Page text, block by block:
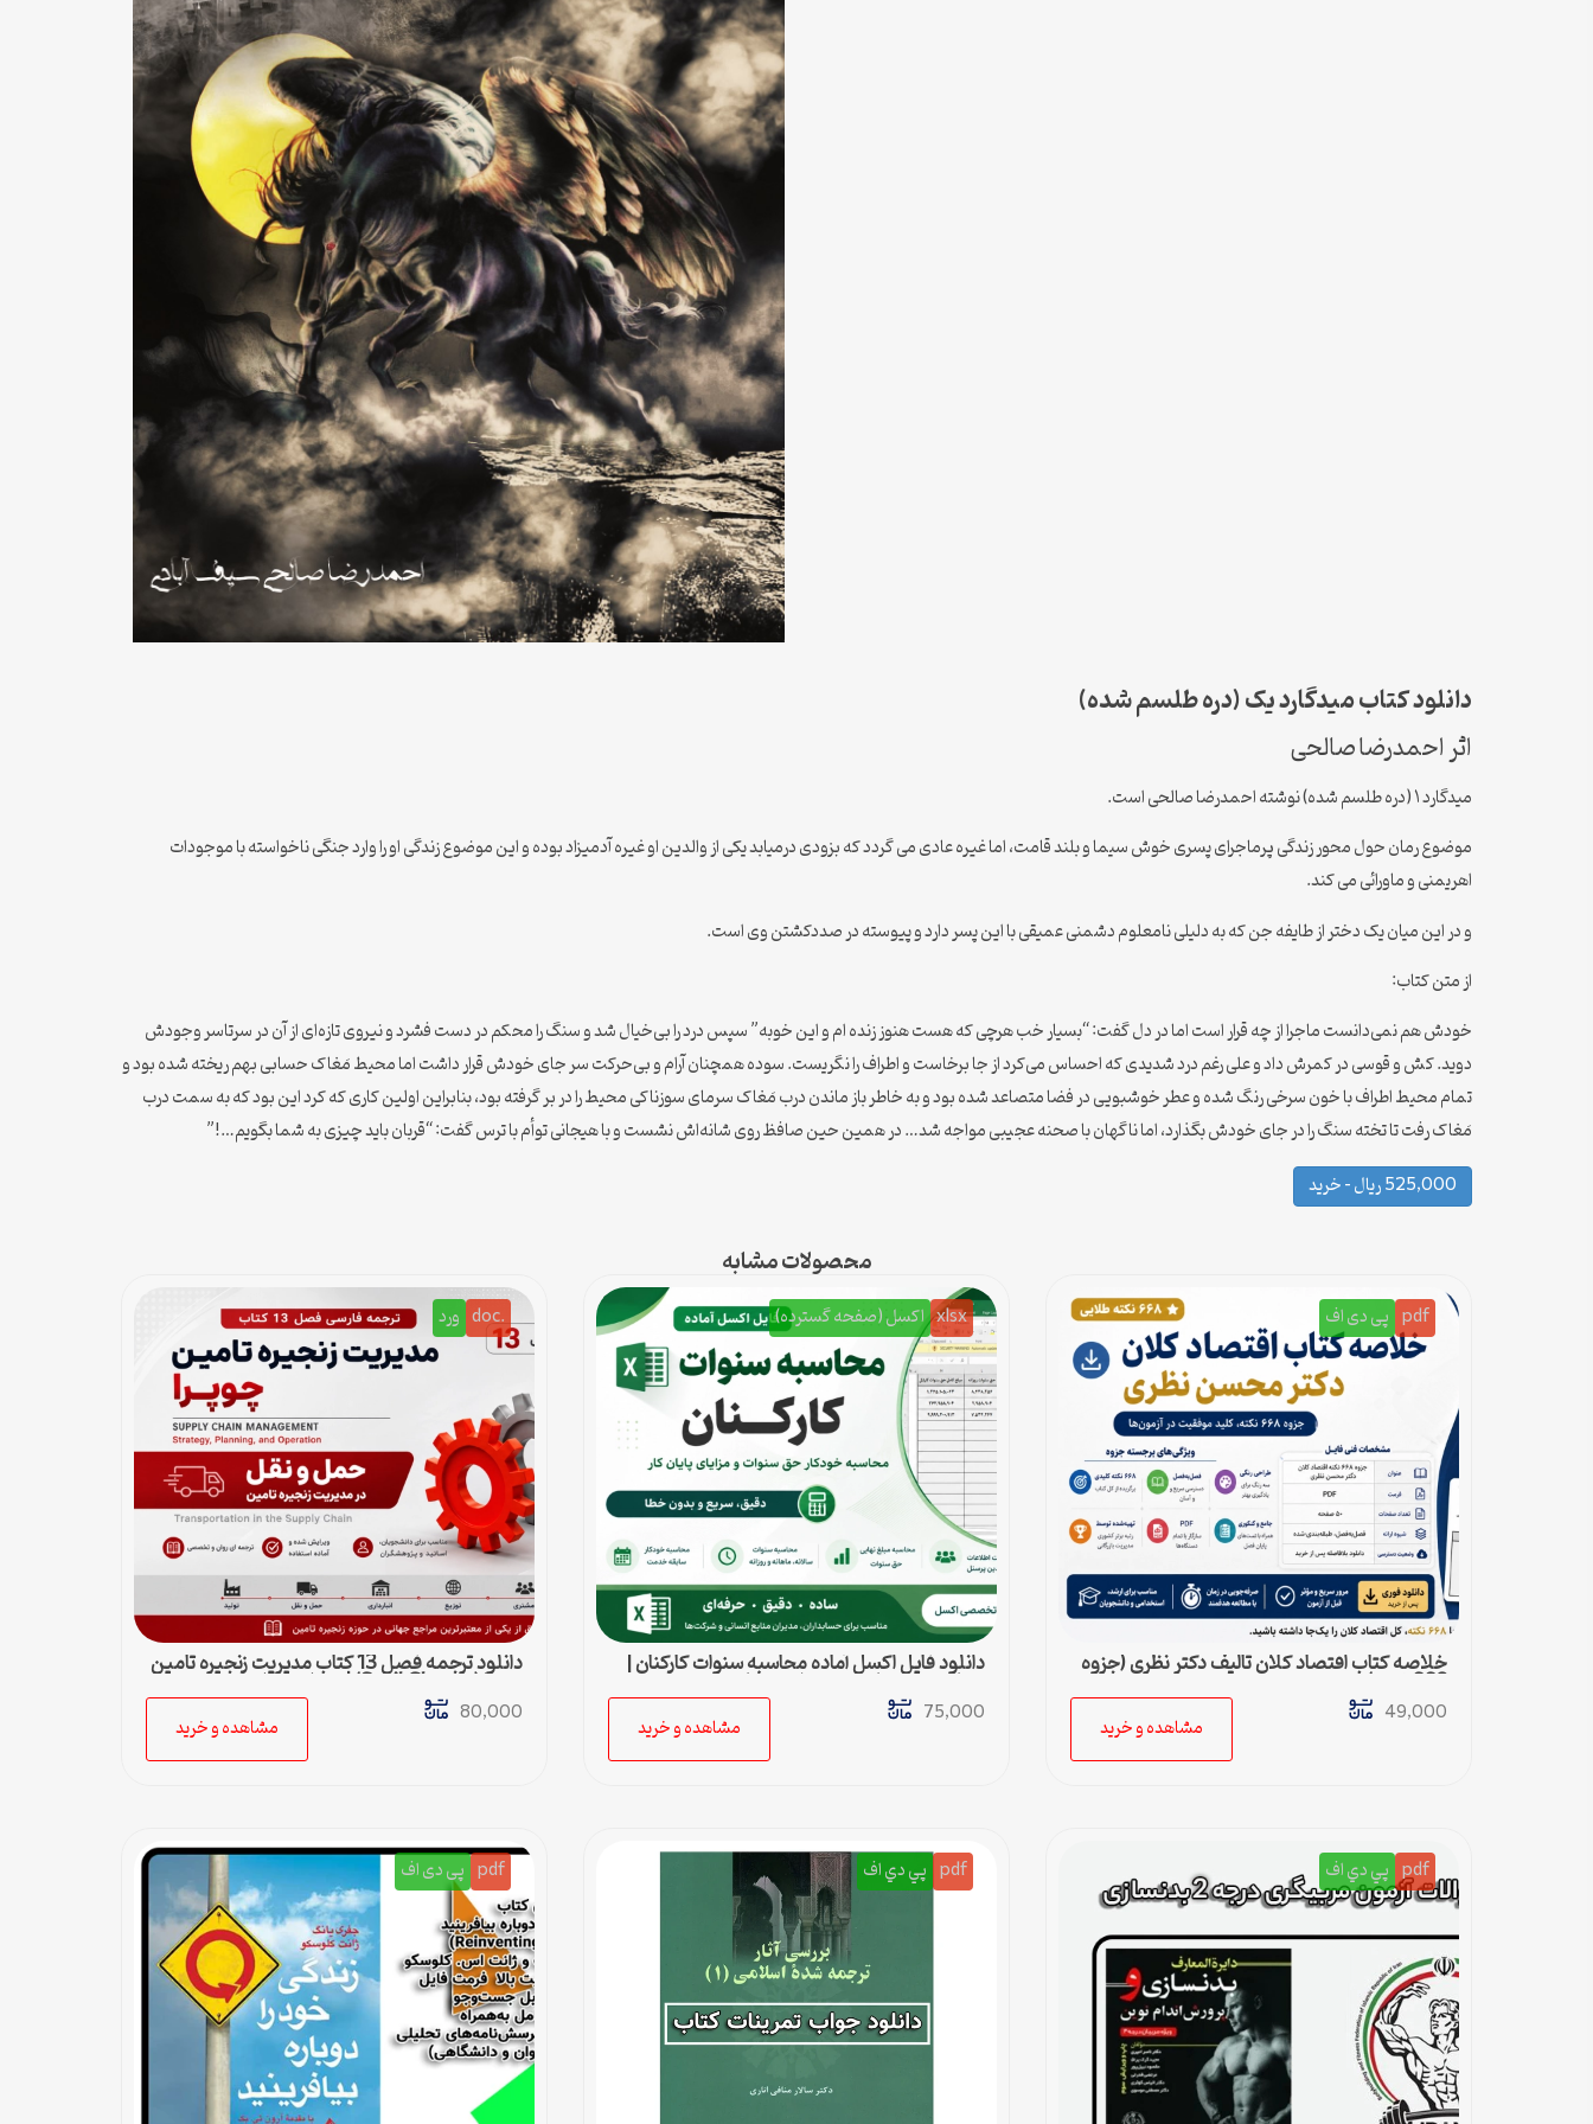
دانلود کتاب میدگارد یک (دره طلسم شده)
اثر احمدرضا صالحی
میدگارد ۱ (دره طلسم شده) نوشته احمدرضا صالحی است.
موضوع رمان حول محور زندگی پرماجرای پسری خوش سیما و بلند قامت، اما غیره عادی می گردد که بزودی درمیابد یکی از والدین او غیره آدمیزاد بوده و این موضوع زندگی او را وارد جنگی ناخواسته با موجودات
اهریمنی و ماورائی می کند.
و در این میان یک دختر از طایفه جن که به دلیلی نامعلوم دشمنی عمیقی با این پسر دارد و پیوسته در صددکشتن وی است.
از متن کتاب:
خودش هم نمی‌دانست ماجرا از چه قرار است اما در دل گفت: “بسیار خب هرچی که هست هنوز زنده ام و این خوبه” سپس درد را بی‌خیال شد و سنگ را محکم در دست فشرد و نیروی تازه‌ای از آن در سرتاسر وجودش
دوید. کش و قوسی در کمرش داد و علی رغم درد شدیدی که احساس می‌کرد از جا برخاست و اطراف را نگریست. سوده همچنان آرام و بی‌حرکت سر جای خودش قرار داشت اما محیط مَغاک حسابی بهم ریخته شده بود و
تمام محیط اطراف با خون سرخی رنگ شده و عطر خوشبویی در فضا متصاعد شده بود و به خاطر باز ماندن درب مَغاک سرمای سوزناکی محیط را در بر گرفته بود، بنابراین اولین کاری که کرد این بود که به سمت درب
مَغاک رفت تا تخته سنگ را در جای خودش بگذارد، اما ناگهان با صحنه عجیبی مواجه شد… در همین حین صافظ روی شانه‌اش نشست و با هیجانی توأم با ترس گفت: “قربان باید چیزی به شما بگویم…!”
525,000 ریال – خرید
محصولات مشابه
pdf پی دی اف
خلاصه کتاب اقتصاد کلان تالیف دکتر نظری (جزوه
668 نکته)
49,000
مشاهده و خرید
xlsx اکسل (صفحه گسترده)
دانلود فایل اکسل آماده محاسبه سنوات کارکنان |
محاسبه خودکار حق سنوات و پایان کار
75,000
مشاهده و خرید
.doc ورد
دانلود ترجمه فصل 13 کتاب مدیریت زنجیره تامین
چوپرا (Sunil Chopra) | حمل و نقل در زنجیره
تامین
80,000
مشاهده و خرید
pdf پي دي اف pdf پي دي اف pdf پی دی اف